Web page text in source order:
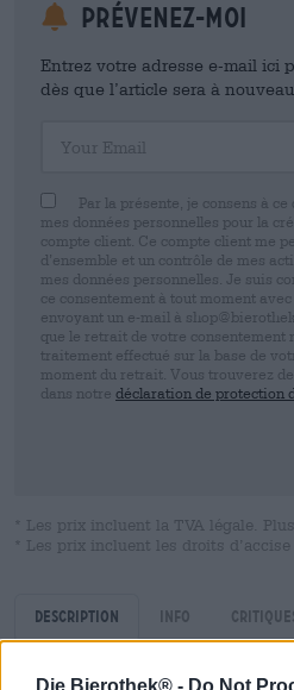
Die Bierothek® - Do Not
Prévenez-moi
Entrez votre adresse e-mail ici
dès que l’article sera à
Par la présente, je consens à
mes données personnelles pour la
compte client. Ce compte client me
d’ensemble et un contrôle de mes
mes données personnelles. Je suis
ce consentement à tout moment
envoyant un e-mail à
que le retrait de votre consentement
traitement effectué sur la base de
moment du retrait. Vous trouverez
dans notre déclaration de protection
* Les prix incluent la TVA légale. Plus
* Les prix incluent les droits d’accise
Description Info